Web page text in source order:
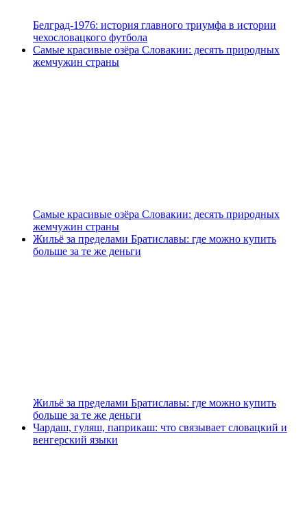
Белград-1976: история главного триумфа в истории
чехословацкого футбола
Самые красивые озёра Словакии: десять природных
жемчужин страны
Самые красивые озёра Словакии: десять природных
жемчужин страны
Жильё за пределами Братиславы: где можно купить
больше за те же деньги
Жильё за пределами Братиславы: где можно купить
больше за те же деньги
Чардаш, гуляш, паприкаш: что связывает словацкий и
венгерский языки